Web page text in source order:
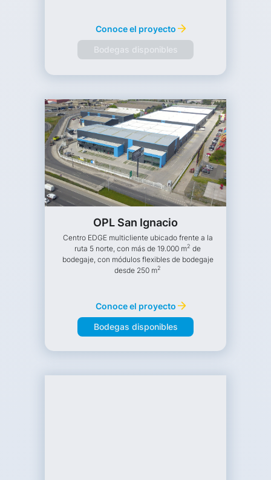
Conoce el proyecto
Bodegas disponibles
OPL San Ignacio
Centro EDGE multicliente ubicado frente a la
ruta 5 norte, con más de 19.000 m2 de
bodegaje, con módulos flexibles de bodegaje
desde 250 m2
Conoce el proyecto
Bodegas disponibles